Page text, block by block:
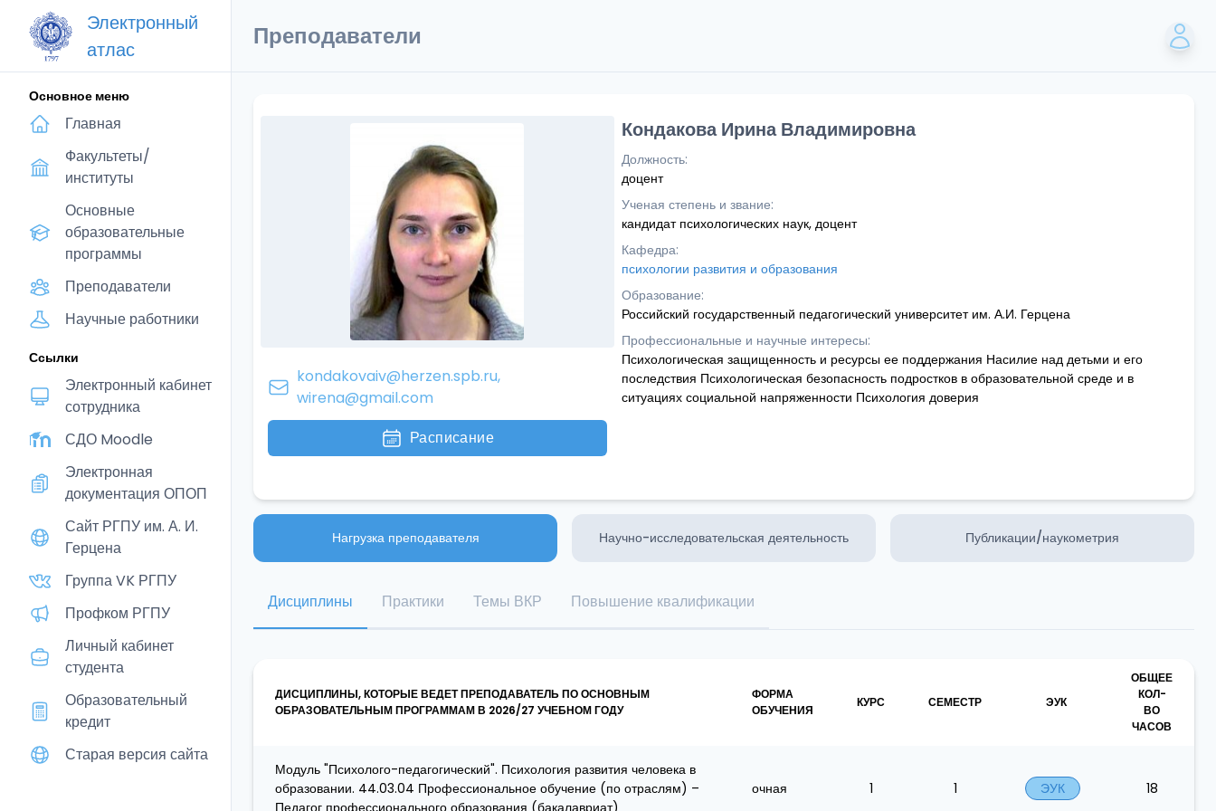
Электронный
атлас
Основное меню
Главная
Факультеты/
институты
Основные
образовательные
программы
Преподаватели
Научные работники
Ссылки
Электронный кабинет
сотрудника
СДО Moodle
Электронная
документация ОПОП
Сайт РГПУ им. А. И.
Герцена
Группа VK РГПУ
Профком РГПУ
Личный кабинет
студента
Образовательный
кредит
Старая версия сайта
Преподаватели
kondakovaiv@herzen.spb.ru,
wirena@gmail.com
Расписание
Кондакова Ирина Владимировна
Должность:
доцент
Ученая степень и звание:
кандидат психологических наук, доцент
Кафедра:
психологии развития и образования
Образование:
Российский государственный педагогический университет им. А.И. Герцена
Профессиональные и научные интересы:
Психологическая защищенность и ресурсы ее поддержания Насилие над детьми и его
последствия Психологическая безопасность подростков в образовательной среде и в
ситуациях социальной напряженности Психология доверия
Нагрузка преподавателя Научно-исследовательская деятельность Публикации/наукометрия
Дисциплины Практики Темы ВКР Повышение квалификации
ДИСЦИПЛИНЫ, КОТОРЫЕ ВЕДЕТ ПРЕПОДАВАТЕЛЬ ПО ОСНОВНЫМ
ОБРАЗОВАТЕЛЬНЫМ ПРОГРАММАМ В 2026/27 УЧЕБНОМ ГОДУ
ФОРМА
ОБУЧЕНИЯ
КУРС СЕМЕСТР ЭУК
ОБЩЕЕ
КОЛ-
ВО
ЧАСОВ
Модуль "Психолого-педагогический". Психология развития человека в
образовании. 44.03.04 Профессиональное обучение (по отраслям) –
Педагог профессионального образования (бакалавриат)
очная 1 1 ЭУК 18